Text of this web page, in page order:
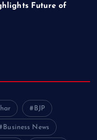
Future of
BJP
Business News